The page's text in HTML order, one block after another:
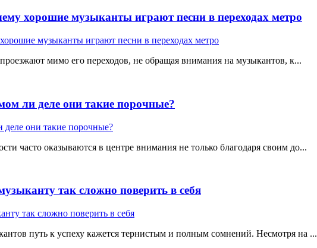
хорошие музыканты играют песни в переходах метро
мимо его переходов, не обращая внимания на музыкантов, к...
ли деле они такие порочные?
часто оказываются в центре внимания не только благодаря своим до...
так сложно поверить в себя
путь к успеху кажется тернистым и полным сомнений. Несмотря на ...